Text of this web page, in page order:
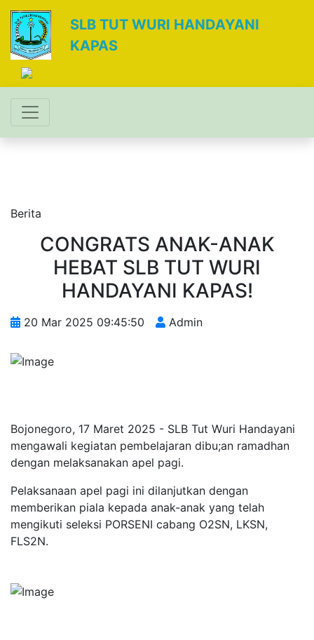
SLB TUT WURI HANDAYANI
KAPAS
Berita
CONGRATS ANAK-ANAK
HEBAT SLB TUT WURI
HANDAYANI KAPAS!
20 Mar 2025 09:45:50 Admin
Bojonegoro, 17 Maret 2025 - SLB Tut Wuri Handayani
mengawali kegiatan pembelajaran dibu;an ramadhan
dengan melaksanakan apel pagi.
Pelaksanaan apel pagi ini dilanjutkan dengan
memberikan piala kepada anak-anak yang telah
mengikuti seleksi PORSENI cabang O2SN, LKSN,
FLS2N.